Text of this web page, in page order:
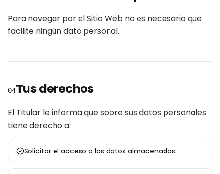
Para navegar por el Sitio Web no es necesario que
facilite ningún dato personal.
04Tus derechos
El Titular le informa que sobre sus datos personales
tiene derecho a:
Solicitar el acceso a los datos almacenados.